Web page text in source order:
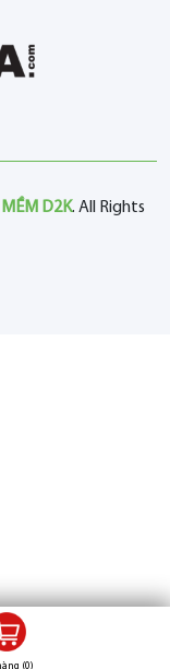
D2K. All Rights
(0)